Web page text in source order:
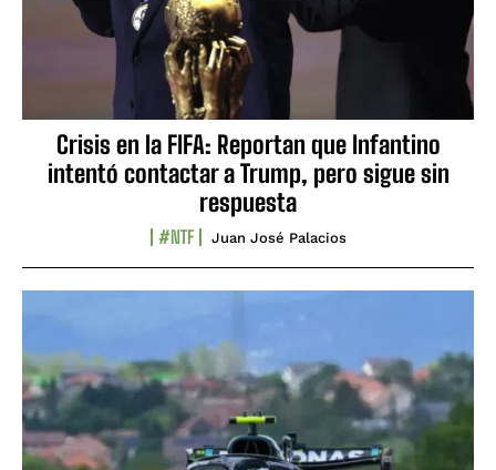
Crisis en la FIFA: Reportan que Infantino
intentó contactar a Trump, pero sigue sin
respuesta
#NTF Juan José Palacios